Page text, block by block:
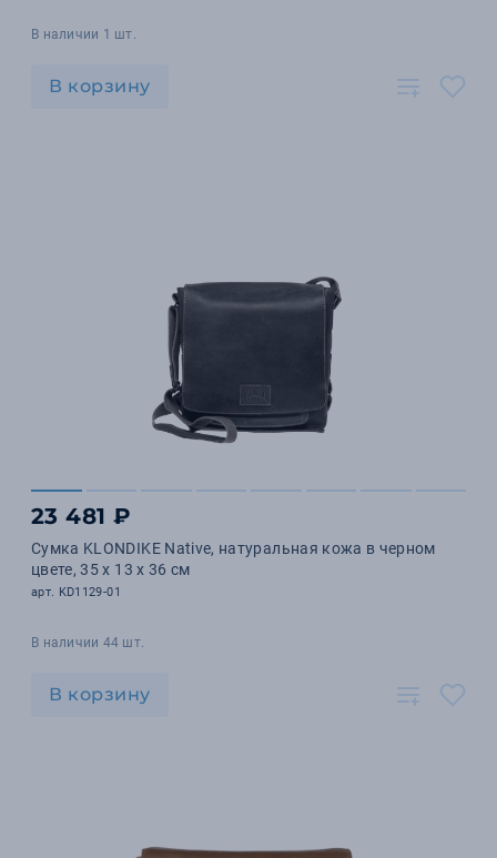
В наличии 1 шт.
В корзину
23 481 ₽
Сумка KLONDIKE Native, натуральная кожа в черном
цвете, 35 х 13 х 36 см
арт. KD1129-01
В наличии 44 шт.
В корзину